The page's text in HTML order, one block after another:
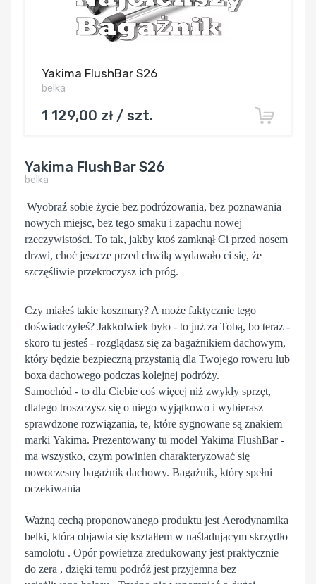
Yakima FlushBar S26
belka
1 129,00 zł / szt.
Yakima FlushBar S26
belka
Wyobraź sobie życie bez podróżowania, bez poznawania
nowych miejsc, bez tego smaku i zapachu nowej
rzeczywistości. To tak, jakby ktoś zamknął Ci przed nosem
drzwi, choć jeszcze przed chwilą wydawało ci się, że
szczęśliwie przekroczysz ich próg.
Czy miałeś takie koszmary? A może faktycznie tego
doświadczyłeś? Jakkolwiek było - to już za Tobą, bo teraz -
skoro tu jesteś - rozglądasz się za bagażnikiem dachowym,
który będzie bezpieczną przystanią dla Twojego roweru lub
boxa dachowego podczas kolejnej podróży.
Samochód - to dla Ciebie coś więcej niż zwykły sprzęt,
dlatego troszczysz się o niego wyjątkowo i wybierasz
sprawdzone rozwiązania, te, które sygnowane są znakiem
marki Yakima. Prezentowany tu model Yakima FlushBar -
ma wszystko, czym powinien charakteryzować się
nowoczesny bagażnik dachowy. Bagażnik, który spełni
oczekiwania
Ważną cechą proponowanego produktu jest Aerodynamika
belki, która objawia się kształtem w naśladującym skrzydło
samolotu . Opór powietrza zredukowany jest praktycznie
do zera , dzięki temu podróż jest przyjemna bez